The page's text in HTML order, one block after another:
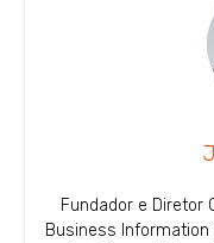
Fundador e Diretor
Business